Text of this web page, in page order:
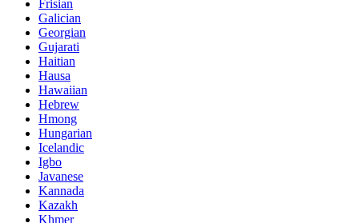
Frisian
Galician
Georgian
Gujarati
Haitian
Hausa
Hawaiian
Hebrew
Hmong
Hungarian
Icelandic
Igbo
Javanese
Kannada
Kazakh
Khmer